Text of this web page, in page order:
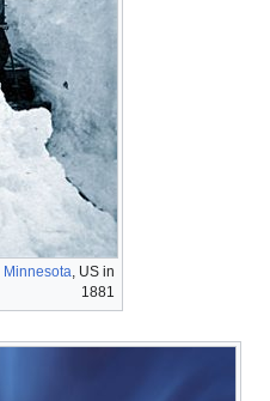
Minnesota, US in
1881